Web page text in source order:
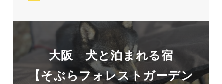
大阪 犬と泊まれる宿
【そぶらフォレストガーデン